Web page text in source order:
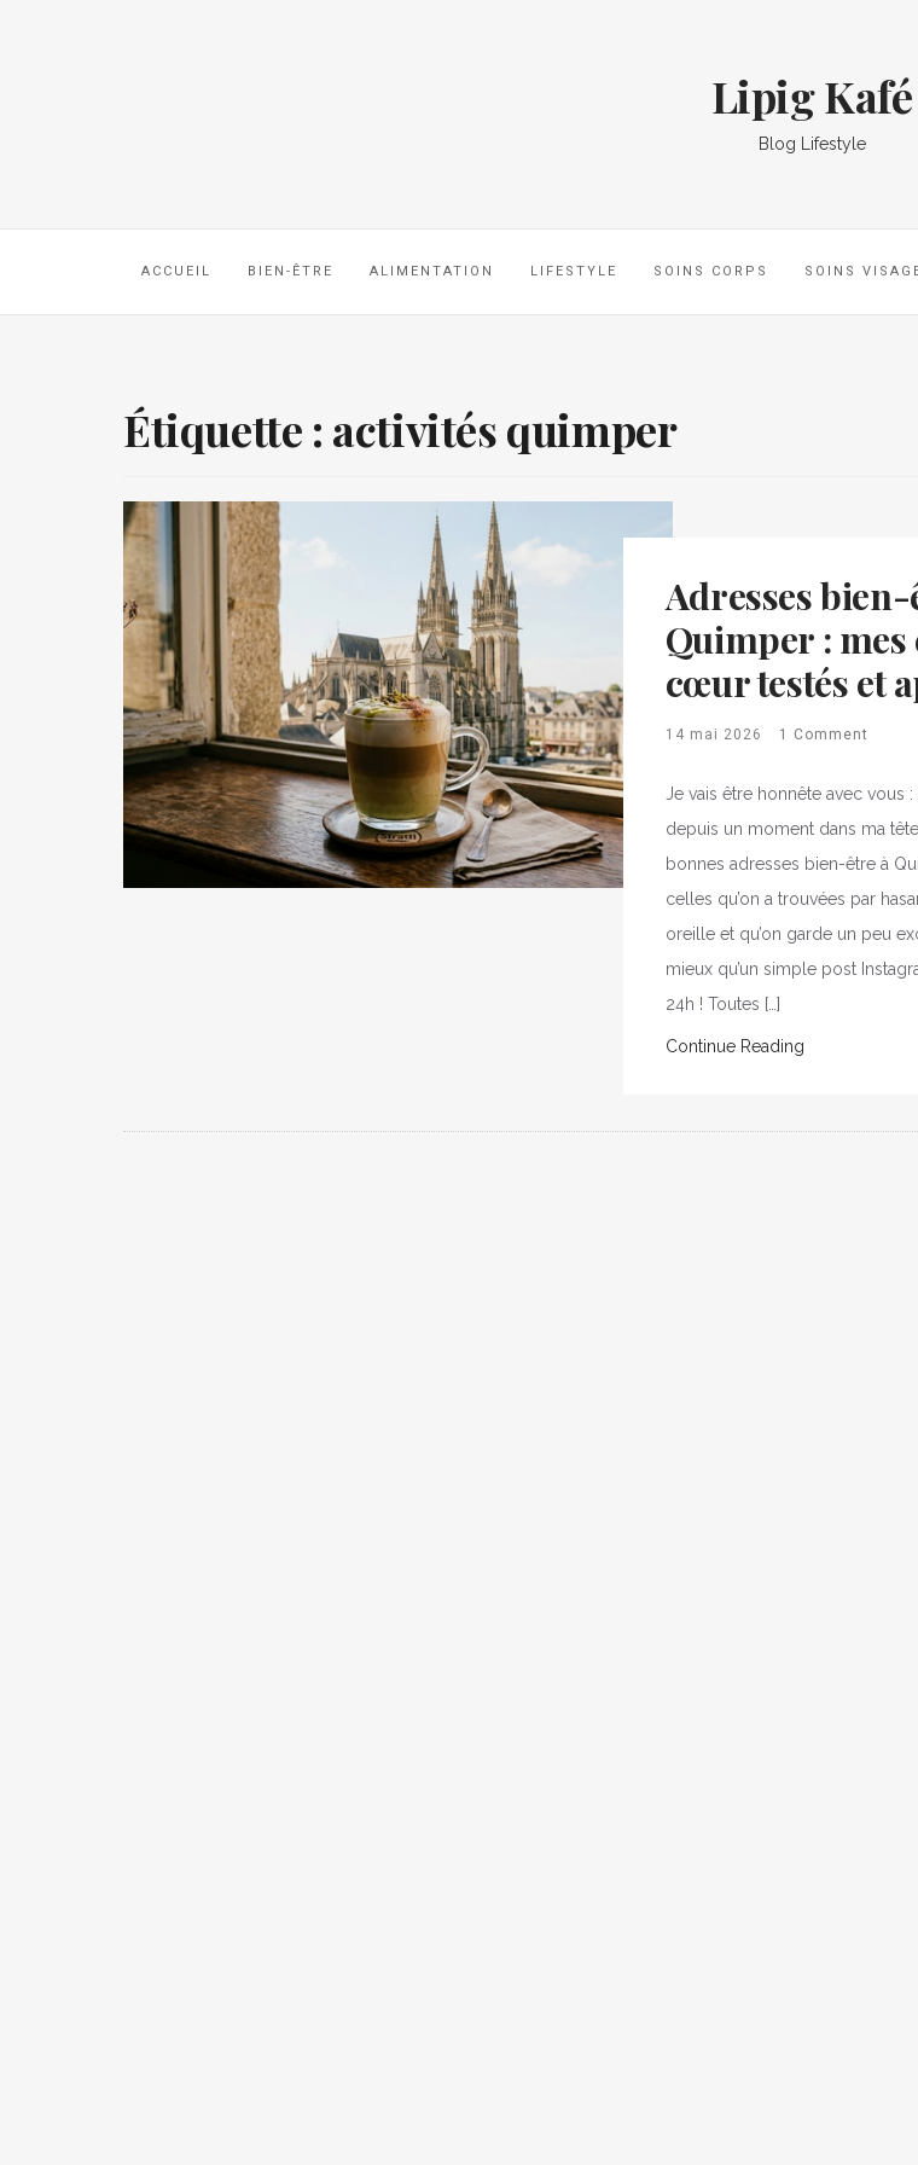
Lipig Kafé
Blog Lifestyle
ACCUEIL BIEN-ÊTRE ALIMENTATION LIFESTYLE SOINS CORPS SOINS
Étiquette : activités quimper
Adresses
Quimper : mes
cœur testés et
14 mai 2026 1 Comment
Je vais être honnête avec vous :
depuis un moment dans ma
bonnes adresses bien-être à
celles qu’on a trouvées par
oreille et qu’on garde un peu
mieux qu’un simple post
24h ! Toutes […]
Continue Reading